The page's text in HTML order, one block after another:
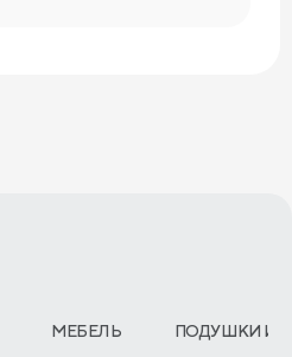
МЕБЕЛЬ ПОДУШКИ И